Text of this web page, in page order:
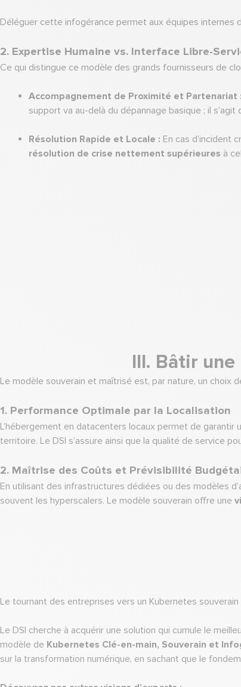
Déléguer cette infogérance permet aux équipes internes
2. Expertise Humaine vs. Interface Libre-
Ce qui distingue ce modèle des grands fournisseurs de
Accompagnement de Proximité et Partenariat :
support va au-delà du dépannage basique ; il
Résolution Rapide et Locale : En cas d’incident
résolution de crise nettement supérieures à
III. Bâtir
Le modèle souverain et maîtrisé est, par nature, un choix
1. Performance Optimale par la Localisation
L’hébergement en datacenters locaux permet de garantir
territoire. Le DSI s’assure ainsi que la qualité de service
2. Maîtrise des Coûts et Prévisibilité
En utilisant des infrastructures dédiées ou des modèles
souvent les hyperscalers. Le modèle souverain offre une
Le tournant des entreprises vers un Kubernetes
Le DSI cherche à acquérir une solution qui cumule le
modèle de Kubernetes Clé-en-main, Souverain et
sur la transformation numérique, en sachant que le